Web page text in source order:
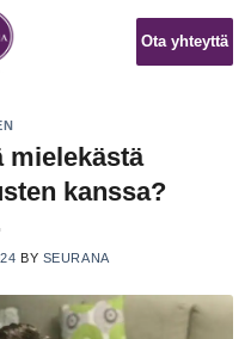
Ota yhteyttä
mielekästä
kanssa?
BY SEURANA